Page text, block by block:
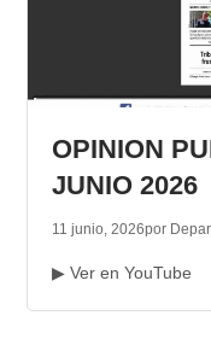
OPINION
JUNIO 2026
11 junio, 2026por
▶ Ver en YouTube